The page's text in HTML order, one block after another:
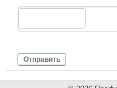
Отправить